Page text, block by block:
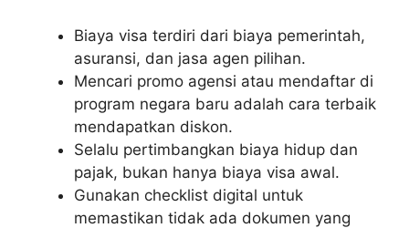
Biaya visa terdiri dari biaya pemerintah,
asuransi, dan jasa agen pilihan.
Mencari promo agensi atau mendaftar di
program negara baru adalah cara terbaik
mendapatkan diskon.
Selalu pertimbangkan biaya hidup dan
pajak, bukan hanya biaya visa awal.
Gunakan checklist digital untuk
memastikan tidak ada dokumen yang